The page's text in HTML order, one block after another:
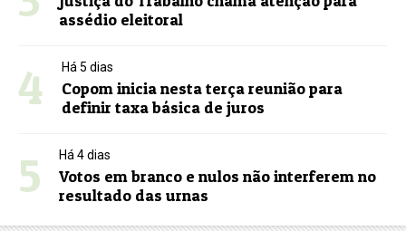
assédio eleitoral
4 Há 5 dias
Copom inicia nesta terça reunião para
definir taxa básica de juros
5 Há 4 dias
Votos em branco e nulos não interferem no
resultado das urnas